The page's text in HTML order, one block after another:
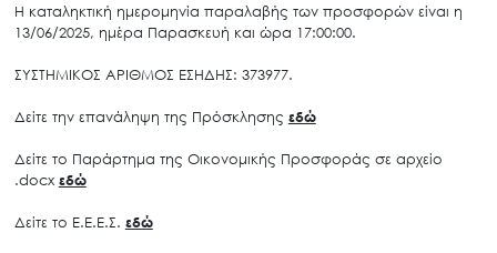
Η καταληκτική ημερομηνία παραλαβής των προσφορών είναι η
13/06/2025, ημέρα Παρασκευή και ώρα 17:00:00.
ΣΥΣΤΗΜΙΚΟΣ ΑΡΙΘΜΟΣ ΕΣΗΔΗΣ: 373977.
Δείτε την επανάληψη της Πρόσκλησης εδώ
Δείτε το Παράρτημα της Οικονομικής Προσφοράς σε αρχείο
.docx εδώ
Δείτε το Ε.Ε.Ε.Σ. εδώ